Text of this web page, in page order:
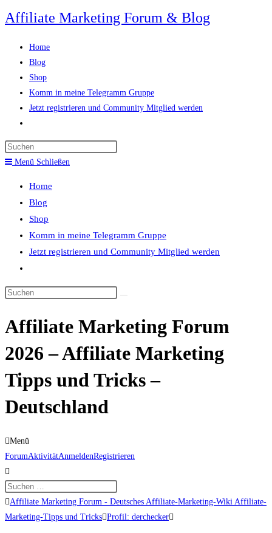
Zum
Inhalt
springen
Affiliate Marketing Forum & Blog
Home
Blog
Shop
Komm in meine Telegramm Gruppe
Jetzt registrieren und Community Mitglied werden
umschalten
panel.
Menü Schließen
Home
Blog
Shop
Komm in meine Telegramm Gruppe
Jetzt registrieren und Community Mitglied werden
umschalten
Diese
durchsuchen
Affiliate Marketing Forum
2026 – Affiliate Marketing
Tipps und Tricks –
Deutschland
Menü
Forum-
Navigation
ForumAktivitätAnmeldenRegistrieren
Forum-
Breadcrumbs
Affiliate Marketing Forum - Deutsches Affiliate-Marketing-Wiki Affiliate-
Marketing-Tipps und Tricks Profil: derchecker